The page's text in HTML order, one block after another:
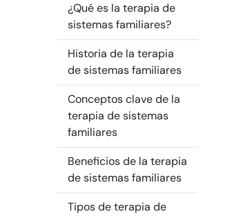
¿Qué es la terapia de
sistemas familiares?
Historia de la terapia
de sistemas familiares
Conceptos clave de la
terapia de sistemas
familiares
Beneficios de la terapia
de sistemas familiares
Tipos de terapia de